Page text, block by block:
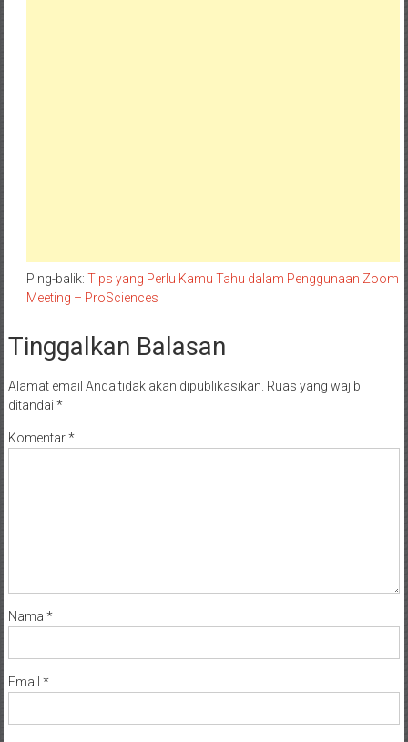
Ping-balik: Tips yang Perlu Kamu Tahu dalam Penggunaan Zoom
Meeting – ProSciences
Tinggalkan Balasan
Alamat email Anda tidak akan dipublikasikan. Ruas yang wajib
ditandai *
Komentar*
Nama *
Email *